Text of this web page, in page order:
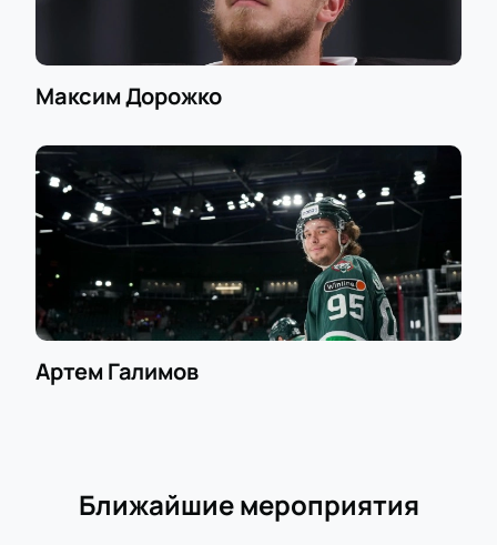
Максим Дорожко
Артем Галимов
Ближайшие мероприятия